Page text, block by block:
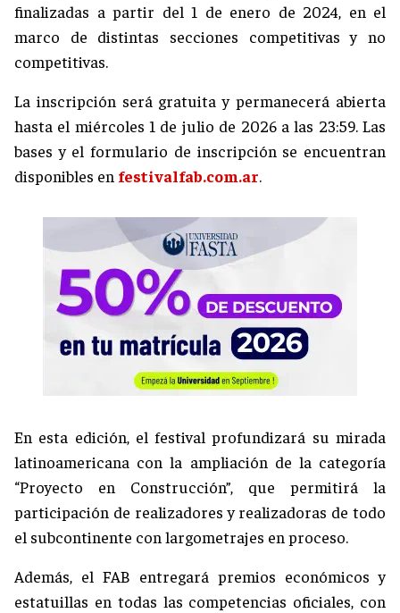
finalizadas a partir del 1 de enero de 2024, en el
marco de distintas secciones competitivas y no
competitivas.
La inscripción será gratuita y permanecerá abierta
hasta el miércoles 1 de julio de 2026 a las 23:59. Las
bases y el formulario de inscripción se encuentran
disponibles en festivalfab.com.ar.
En esta edición, el festival profundizará su mirada
latinoamericana con la ampliación de la categoría
“Proyecto en Construcción”, que permitirá la
participación de realizadores y realizadoras de todo
el subcontinente con largometrajes en proceso.
Además, el FAB entregará premios económicos y
estatuillas en todas las competencias oficiales, con